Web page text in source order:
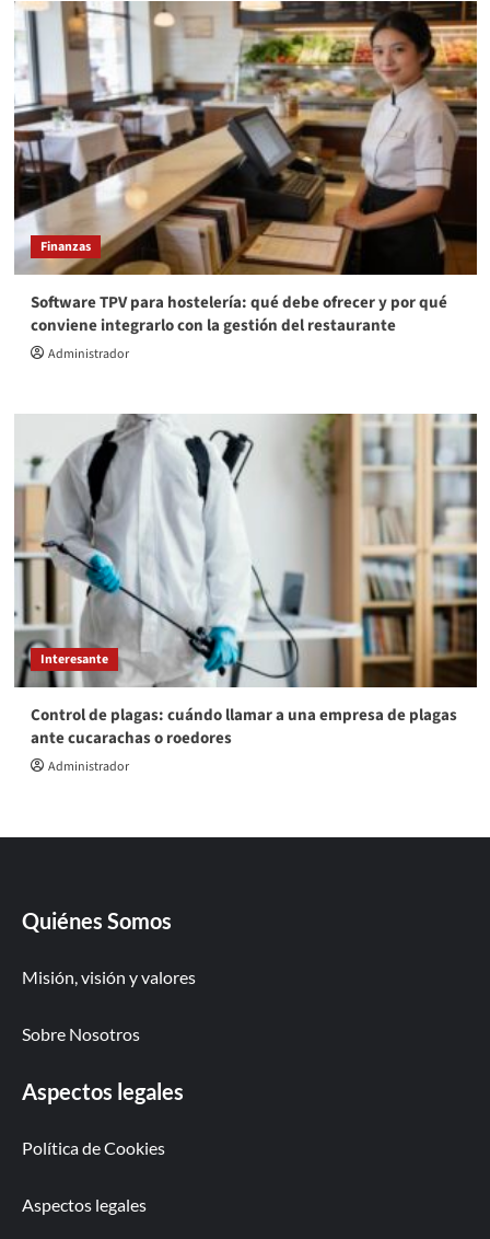
Finanzas
Software TPV para hostelería: qué debe ofrecer y por qué
conviene integrarlo con la gestión del restaurante
Administrador
Interesante
Control de plagas: cuándo llamar a una empresa de plagas
ante cucarachas o roedores
Administrador
Quiénes Somos
Misión, visión y valores
Sobre Nosotros
Aspectos legales
Política de Cookies
Aspectos legales